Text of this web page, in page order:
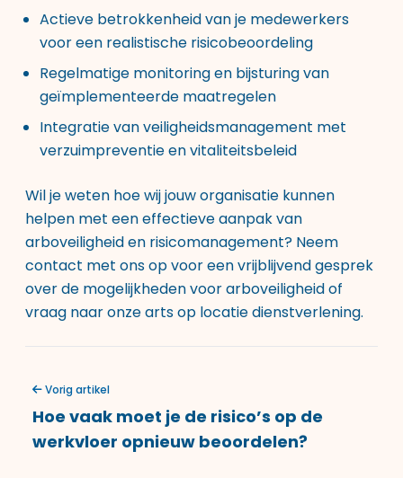
Actieve betrokkenheid van je medewerkers
voor een realistische risicobeoordeling
Regelmatige monitoring en bijsturing van
geïmplementeerde maatregelen
Integratie van veiligheidsmanagement met
verzuimpreventie en vitaliteitsbeleid
Wil je weten hoe wij jouw organisatie kunnen
helpen met een effectieve aanpak van
arboveiligheid en risicomanagement? Neem
contact met ons op voor een vrijblijvend gesprek
over de mogelijkheden voor arboveiligheidof
vraag naar onzearts op locatie dienstverlening.
Vorig artikel
Hoe vaak moet je de risico’s op de
werkvloer opnieuw beoordelen?